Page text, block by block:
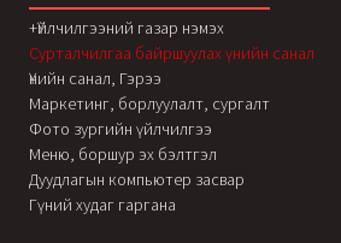
+Үйлчилгээний газар нэмэх
Сурталчилгаа байршуулах үнийн санал
Үнийн санал, Гэрээ
Маркетинг, борлуулалт, сургалт
Фото зургийн үйлчилгээ
Меню, боршур эх бэлтгэл
Дуудлагын компьютер засвар
Гүний худаг гаргана